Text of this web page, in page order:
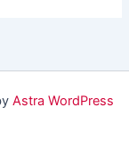
Astra WordPress